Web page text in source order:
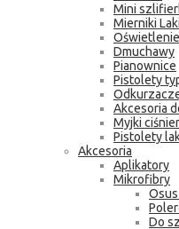
Mini
Mierniki
Oświetlenie
Dmuchawy
Pianownice
Pistolety
Akcesoria
Myjki
Pistolety
Akcesoria
Aplikatory
Mikrofibry
Do